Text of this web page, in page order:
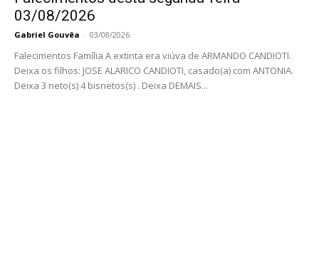
03/08/2026
Gabriel Gouvêa - 03/08/2026
Falecimentos Família A extinta era viúva de ARMANDO CANDIOTI.
Deixa os filhos: JOSE ALARICO CANDIOTI, casado(a) com ANTONIA.
Deixa 3 neto(s) 4 bisnetos(s) . Deixa DEMAIS...